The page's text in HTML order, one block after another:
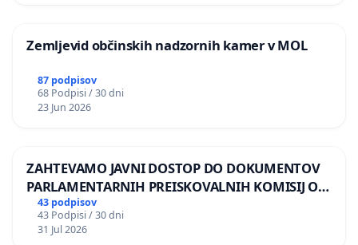
Zemljevid občinskih nadzornih kamer v MOL
87 podpisov
68 Podpisi / 30 dni
23 Jun 2026
ZAHTEVAMO JAVNI DOSTOP DO DOKUMENTOV
PARLAMENTARNIH PREISKOVALNIH KOMISIJ O
ILEGALNI TRGOVINI Z OROŽJEM
43 podpisov
43 Podpisi / 30 dni
31 Jul 2026